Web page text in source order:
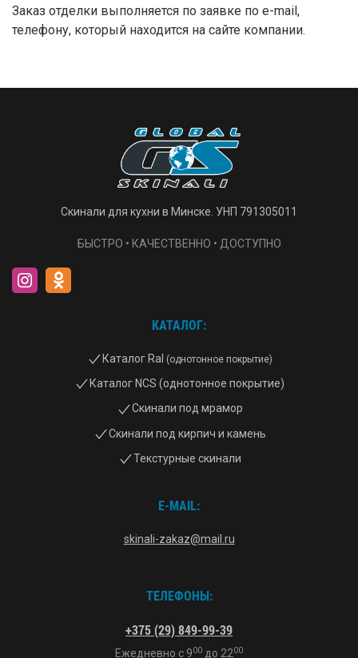
Заказ отделки выполняется по заявке по e-mail,
телефону, который находится на сайте компании.
Скинали для кухни в Минске. УНП 791305011
БЫСТРО • КАЧЕСТВЕННО • ДОСТУПНО
КАТАЛОГ:
Каталог Ral (однотонное покрытие)
Каталог NCS (однотонное покрытие)
Скинали под мрамор
Скинали под кирпич и камень
Текстурные скинали
E-MAIL:
skinali-zakaz@mail.ru
ТЕЛЕФОНЫ:
+375 (29) 849-99-39
Ежедневно с 900 до 2200